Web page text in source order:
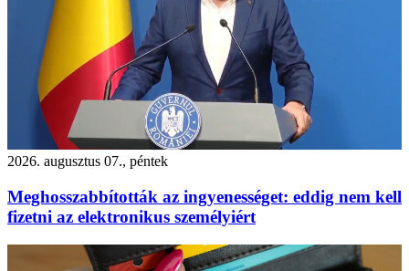
2026. augusztus 07., péntek
Meghosszabbították az ingyenességet: eddig nem kell
fizetni az elektronikus személyiért